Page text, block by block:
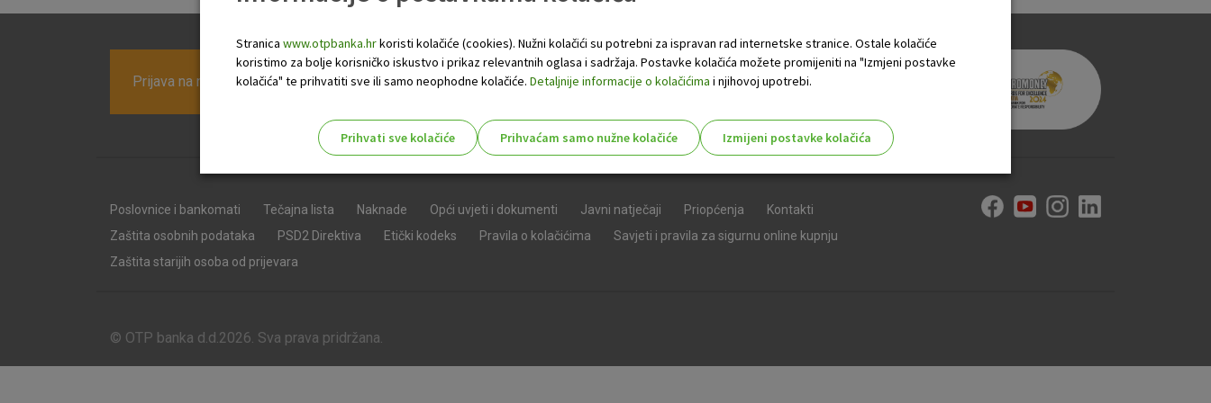
Prijava na newsletter OTP banke
Poslovnice i bankomati Tečajna lista Naknade Opći uvjeti i dokumenti Javni natječaji Priopćenja
Kontakti
Zaštita osobnih podataka
PSD2 Direktiva Etički kodeks Pravila o kolačićima
Savjeti i pravila za sigurnu online kupnju
Zaštita starijih osoba od prijevara
© OTP banka d.d.2026. Sva prava pridržana.
Stranica www.otpbanka.hrkoristi kolačiće (cookies). Nužni kolačići su potrebni za ispravan rad internetske stranice. Ostale kolačiće
koristimo za bolje korisničko iskustvo i prikaz relevantnih oglasa i sadržaja. Postavke kolačića možete promijeniti na "Izmjeni postavke
kolačića" te prihvatiti sve ili samo neophodne kolačiće. Detaljnije informacije o kolačićima i njihovoj upotrebi.
Prihvati sve kolačiće Prihvaćam samo nužne kolačiće
Izmijeni postavke kolačića
njima, ali u tom slučaju neki dijelovi stranice neće raditi. Ti kolačići ne